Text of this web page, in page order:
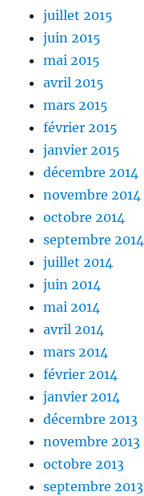
juillet 2015
juin 2015
mai 2015
avril 2015
mars 2015
février 2015
janvier 2015
décembre 2014
novembre 2014
octobre 2014
septembre 2014
juillet 2014
juin 2014
mai 2014
avril 2014
mars 2014
février 2014
janvier 2014
décembre 2013
novembre 2013
octobre 2013
septembre 2013